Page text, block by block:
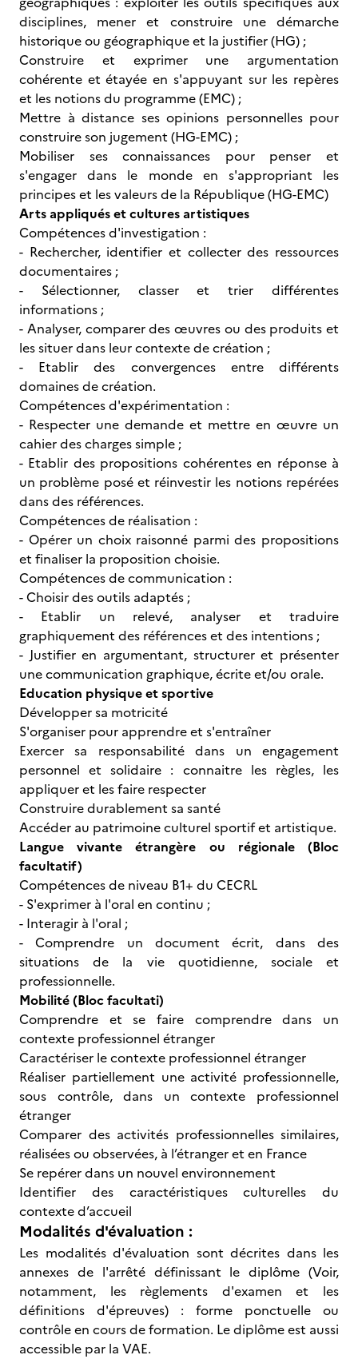
disciplines, mener et construire une démarche
historique ou géographique et la justifier (HG) ;
Construire et exprimer une argumentation
cohérente et étayée en s'appuyant sur les repères
et les notions du programme (EMC) ;
Mettre à distance ses opinions personnelles pour
construire son jugement (HG-EMC) ;
Mobiliser ses connaissances pour penser et
s'engager dans le monde en s'appropriant les
principes et les valeurs de la République (HG-EMC)
Arts appliqués et cultures artistiques
Compétences d'investigation :
- Rechercher, identifier et collecter des ressources
documentaires ;
- Sélectionner, classer et trier différentes
informations ;
- Analyser, comparer des œuvres ou des produits et
les situer dans leur contexte de création ;
- Etablir des convergences entre différents
domaines de création.
Compétences d'expérimentation :
- Respecter une demande et mettre en œuvre un
cahier des charges simple ;
- Etablir des propositions cohérentes en réponse à
un problème posé et réinvestir les notions repérées
dans des références.
Compétences de réalisation :
- Opérer un choix raisonné parmi des propositions
et finaliser la proposition choisie.
Compétences de communication :
- Choisir des outils adaptés ;
- Etablir un relevé, analyser et traduire
graphiquement des références et des intentions ;
- Justifier en argumentant, structurer et présenter
une communication graphique, écrite et/ou orale.
Education physique et sportive
Développer sa motricité
S'organiser pour apprendre et s'entraîner
Exercer sa responsabilité dans un engagement
personnel et solidaire : connaitre les règles, les
appliquer et les faire respecter
Construire durablement sa santé
Accéder au patrimoine culturel sportif et artistique.
Langue vivante étrangère ou régionale (Bloc
facultatif)
Compétences de niveau B1+ du CECRL
- S'exprimer à l'oral en continu ;
- Interagir à l'oral ;
- Comprendre un document écrit, dans des
situations de la vie quotidienne, sociale et
professionnelle.
Mobilité (Bloc facultati)
Comprendre et se faire comprendre dans un
contexte professionnel étranger
Caractériser le contexte professionnel étranger
Réaliser partiellement une activité professionnelle,
sous contrôle, dans un contexte professionnel
étranger
Comparer des activités professionnelles similaires,
réalisées ou observées, à l’étranger et en France
Se repérer dans un nouvel environnement
Identifier des caractéristiques culturelles du
contexte d’accueil
Modalités d'évaluation :
Les modalités d'évaluation sont décrites dans les
annexes de l'arrêté définissant le diplôme (Voir,
notamment, les règlements d'examen et les
définitions d'épreuves) : forme ponctuelle ou
contrôle en cours de formation. Le diplôme est aussi
accessible par la VAE.